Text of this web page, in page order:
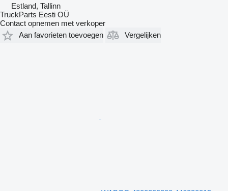
Estland, Tallinn
TruckParts Eesti OÜ
Contact opnemen met verkoper
Aan favorieten toevoegen
Vergelijken